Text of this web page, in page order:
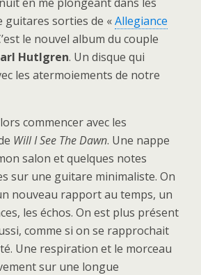
guitares sorties de «Allegiance
le nouvel album du couple
Hutlgren. Un disque qui
les atermoiements de notre
commencer avec les
Will I See The Dawn. Une nappe
salon et quelques notes
sur une guitare minimaliste. On
nouveau rapport au temps, un
les échos. On est plus présent
comme si on se rapprochait
Une respiration et le morceau
sur une longue